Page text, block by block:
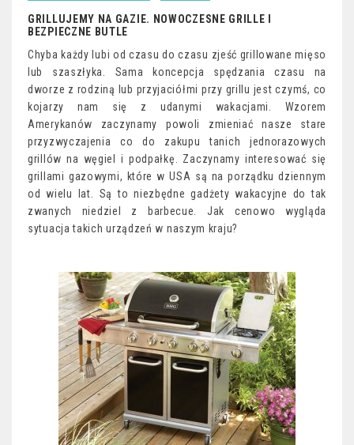
GRILLUJEMY NA GAZIE. NOWOCZESNE GRILLE I
BEZPIECZNE BUTLE
Chyba każdy lubi od czasu do czasu zjeść grillowane mięso
lub szaszłyka. Sama koncepcja spędzania czasu na
dworze z rodziną lub przyjaciółmi przy grillu jest czymś, co
kojarzy nam się z udanymi wakacjami. Wzorem
Amerykanów zaczynamy powoli zmieniać nasze stare
przyzwyczajenia co do zakupu tanich jednorazowych
grillów na węgiel i podpałkę. Zaczynamy interesować się
grillami gazowymi, które w USA są na porządku dziennym
od wielu lat. Są to niezbędne gadżety wakacyjne do tak
zwanych niedziel z barbecue. Jak cenowo wygląda
sytuacja takich urządzeń w naszym kraju?